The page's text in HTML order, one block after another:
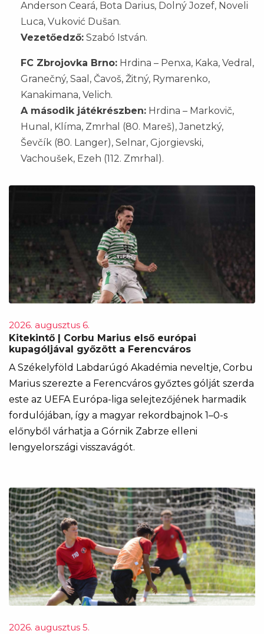
Anderson Ceará, Bota Darius, Dolný Jozef, Noveli
Luca, Vuković Dušan.
Vezetőedző: Szabó István.
FC Zbrojovka Brno: Hrdina – Penxa, Kaka, Vedral,
Granečný, Saal, Čavoš, Žitný, Rymarenko,
Kanakimana, Velich.
A második játékrészben: Hrdina – Markovič,
Hunal, Klíma, Zmrhal (80. Mareš), Janetzký,
Ševčík (80. Langer), Selnar, Gjorgievski,
Vachoušek, Ezeh (112. Zmrhal).
2026. augusztus 6.
Kitekintő | Corbu Marius első európai
kupagóljával győzött a Ferencváros
A Székelyföld Labdarúgó Akadémia neveltje, Corbu
Marius szerezte a Ferencváros győztes gólját szerda
este az UEFA Európa-liga selejtezőjének harmadik
fordulójában, így a magyar rekordbajnok 1–0-s
előnyből várhatja a Górnik Zabrze elleni
lengyelországi visszavágót.
2026. augusztus 5.